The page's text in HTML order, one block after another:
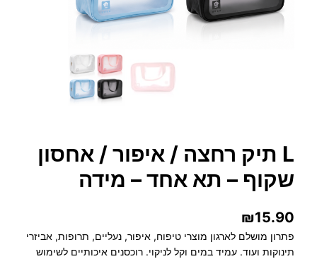
L תיק רחצה / איפור / אחסון
שקוף – תא אחד – מידה
₪15.90
פתרון מושלם לארגון מוצרי טיפוח, איפור, נעליים, תרופות, אביזרי
תינוקות ועוד. עמיד במים וקל לניקוי. רוכסנים איכותיים לשימוש